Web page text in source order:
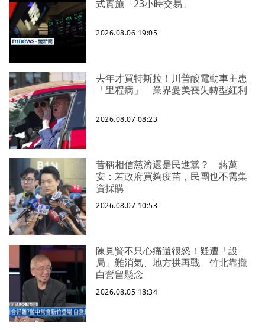
式實施「23小時交易」
2026.08.06 19:05
去年才買特斯拉！川普酸電動車主患
「里程病」 業界憂美喪失轉型紅利
2026.08.07 08:23
昔稱相信慈濟還是民進黨？ 蔣萬
安：若政府買夠疫苗，民團也不需集
資採購
2026.08.07 10:53
陳見賢不只心痛還很怒！疑遭「設
局」難消氣、地方拱再戰 竹北靠攏
白營留懸念
2026.08.05 18:34